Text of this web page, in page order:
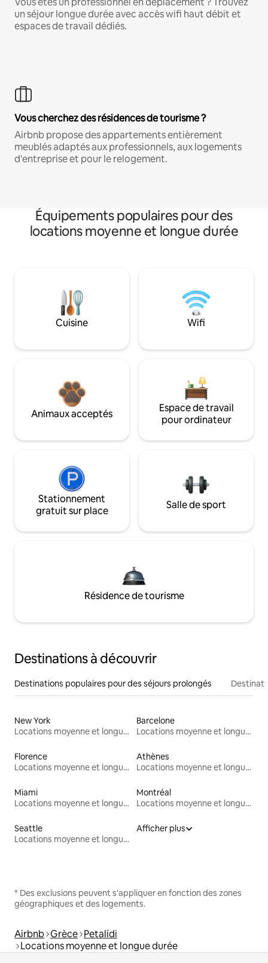
un séjour longue durée avec accès wifi haut débit et
espaces de travail dédiés.
Vous cherchez des résidences de tourisme ?
Airbnb propose des appartements entièrement
meublés adaptés aux professionnels, aux logements
d'entreprise et pour le relogement.
Équipements populaires pour des
locations moyenne et longue durée
Cuisine Wifi
Animaux acceptés
Espace de travail
pour ordinateur
Stationnement
gratuit sur place
Salle de sport
Résidence de tourisme
Destinations à découvrir
Destinations populaires pour des séjours prolongés
New York
Locations moyenne et longue durée
Barcelone
Locations moyenne et longue durée
Florence
Locations moyenne et longue durée
Athènes
Locations moyenne et longue durée
Miami
Locations moyenne et longue durée
Montréal
Locations moyenne et longue durée
Seattle
Locations moyenne et longue durée
Afficher plus
* Des exclusions peuvent s'appliquer en fonction des zones
géographiques et des logements.
Airbnb Grèce Petalídi
Locations moyenne et longue durée